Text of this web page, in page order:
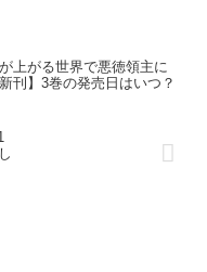
上がる世界で悪徳領主に
刊】3巻の発売日はいつ？